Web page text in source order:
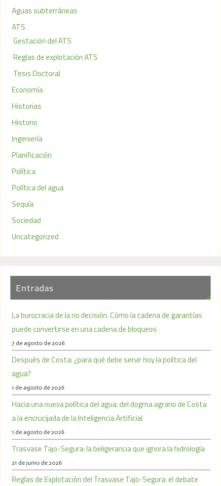
Aguas subterráneas
ATS
Gestación del ATS
Reglas de explotación ATS
Tesis Doctoral
Economía
Historias
Historio
Ingeniería
Planificación
Política
Política del agua
Sequía
Sociedad
Uncategorized
Entradas
La burocracia de la no decisión. Cómo la cadena de garantías
puede convertirse en una cadena de bloqueos
7 de agosto de 2026
Después de Costa: ¿para qué debe servir hoy la política del
agua?
1 de agosto de 2026
Hacia una nueva política del agua: del dogma agrario de Costa
a la encrucijada de la Inteligencia Artificial
1 de agosto de 2026
Trasvase Tajo-Segura: la beligerancia que ignora la hidrología
21 de junio de 2026
Reglas de Explotación del Trasvase Tajo-Segura: el debate